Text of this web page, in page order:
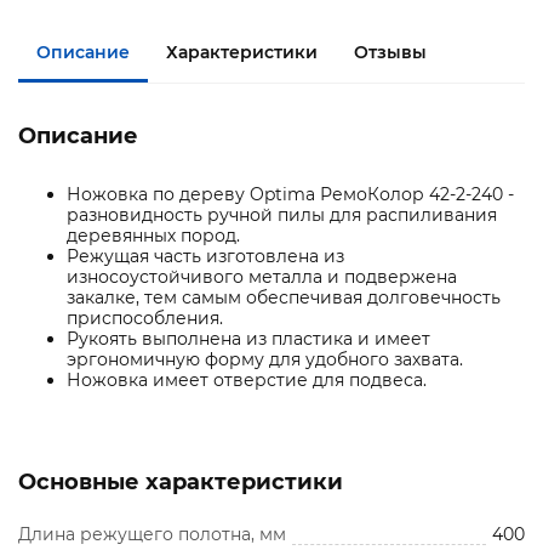
Описание Характеристики Отзывы
Описание
Ножовка по дереву Optima РемоКолор 42-2-240 -
разновидность ручной пилы для распиливания
деревянных пород.
Режущая часть изготовлена из
износоустойчивого металла и подвержена
закалке, тем самым обеспечивая долговечность
приспособления.
Рукоять выполнена из пластика и имеет
эргономичную форму для удобного захвата.
Ножовка имеет отверстие для подвеса.
Основные характеристики
Длина режущего полотна, мм
400